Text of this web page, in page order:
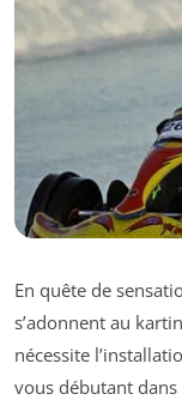
En quête de
s’adonnent au
nécessite
vous débutant